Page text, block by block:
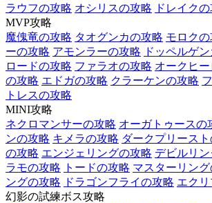
ラウフの攻略 オシリスの攻略 ドレイク
MVP攻略
魔傀竜の攻略 タオグンカの攻略 モロクの
ーの攻略 アモンラーの攻略 ドッペルゲ
ロードの攻略 ファラオの攻略 オークヒ
の攻略 エドガの攻略 クラーケンの攻略
トレスの攻略
MINI攻略
ネクロマンサーの攻略 オーガトゥースの
ンの攻略 キメラの攻略 ダークプリース
の攻略 エンジェリングの攻略 デビルリ
ラモの攻略
トードの攻略 マスターリン
ングの攻略 ドラゴンフライの攻略 エク
幻影の試練ボス攻略